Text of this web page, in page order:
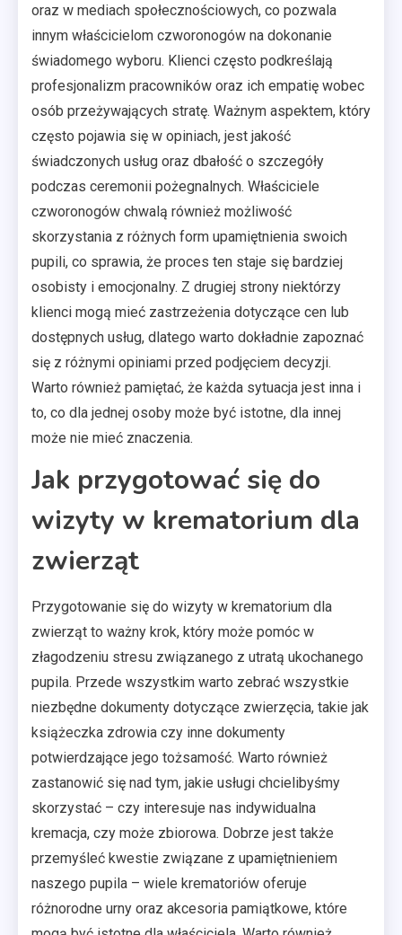
oraz w mediach społecznościowych, co pozwala
innym właścicielom czworonogów na dokonanie
świadomego wyboru. Klienci często podkreślają
profesjonalizm pracowników oraz ich empatię wobec
osób przeżywających stratę. Ważnym aspektem, który
często pojawia się w opiniach, jest jakość
świadczonych usług oraz dbałość o szczegóły
podczas ceremonii pożegnalnych. Właściciele
czworonogów chwalą również możliwość
skorzystania z różnych form upamiętnienia swoich
pupili, co sprawia, że proces ten staje się bardziej
osobisty i emocjonalny. Z drugiej strony niektórzy
klienci mogą mieć zastrzeżenia dotyczące cen lub
dostępnych usług, dlatego warto dokładnie zapoznać
się z różnymi opiniami przed podjęciem decyzji.
Warto również pamiętać, że każda sytuacja jest inna i
to, co dla jednej osoby może być istotne, dla innej
może nie mieć znaczenia.
Jak przygotować się do
wizyty w krematorium dla
zwierząt
Przygotowanie się do wizyty w krematorium dla
zwierząt to ważny krok, który może pomóc w
złagodzeniu stresu związanego z utratą ukochanego
pupila. Przede wszystkim warto zebrać wszystkie
niezbędne dokumenty dotyczące zwierzęcia, takie jak
książeczka zdrowia czy inne dokumenty
potwierdzające jego tożsamość. Warto również
zastanowić się nad tym, jakie usługi chcielibyśmy
skorzystać – czy interesuje nas indywidualna
kremacja, czy może zbiorowa. Dobrze jest także
przemyśleć kwestie związane z upamiętnieniem
naszego pupila – wiele krematoriów oferuje
różnorodne urny oraz akcesoria pamiątkowe, które